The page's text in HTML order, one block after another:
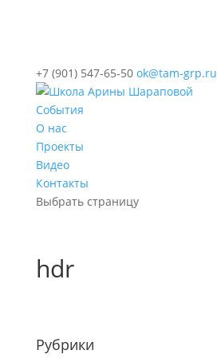
+7 (901) 547-65-50 ok@tam-grp.ru
События
О нас
Проекты
Видео
Контакты
Выбрать страницу
hdr
Рубрики